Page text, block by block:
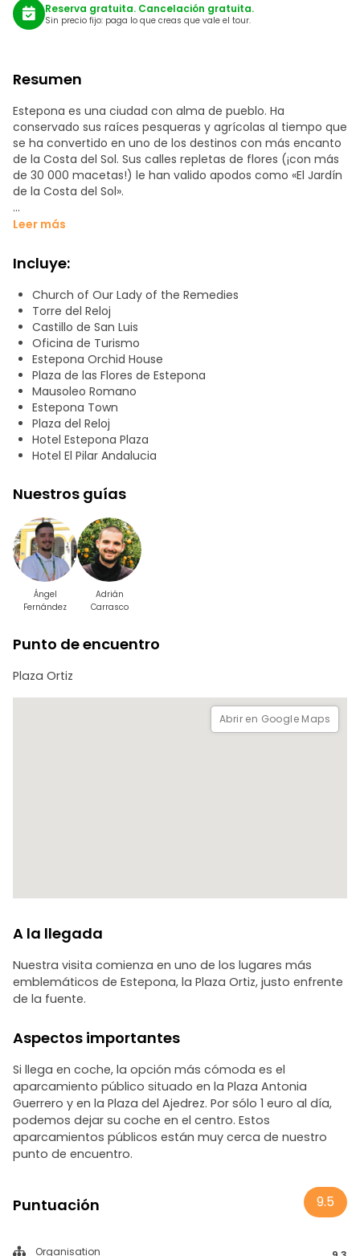
Reserva gratuita. Cancelación gratuita.
Sin precio fijo: paga lo que creas que vale el tour.
Resumen
Estepona es una ciudad con alma de pueblo. Ha
conservado sus raíces pesqueras y agrícolas al tiempo que
se ha convertido en uno de los destinos con más encanto
de la Costa del Sol. Sus calles repletas de flores (¡con más
de 30 000 macetas!) le han valido apodos como «El Jardín
de la Costa del Sol».
Pero Estepona es mucho más que belleza: es una ciudad
ser descubiertos.
Durante este recorrido gratuito, exploraremos lo mejor de
Estepona:
• La histórica Plaza de las Flores
más de 5000 años
• La enigmática Torre del Reloj y la Iglesia de Los Remedios
• El Castillo de San Luis y su museo (tarifa adicional de 1 €)
• Rincones con encanto perfectos para tus mejores fotos
alberga la colección de orquídeas más extensa de Europa
• Murales gigantes, esculturas y poesía al aire libre
Una experiencia llena de historia, arte, naturaleza, poesía y
Reserva con al menos un día de antelación.
¡Ponte en contacto conmigo y descubre Estepona como
nunca antes!
Leer más
Incluye:
Church of Our Lady of the Remedies
Torre del Reloj
Castillo de San Luis
Oficina de Turismo
Estepona Orchid House
Plaza de las Flores de Estepona
Mausoleo Romano
Estepona Town
Plaza del Reloj
Hotel Estepona Plaza
Hotel El Pilar Andalucia
Nuestros guías
Ángel
Fernández
Adrián
Carrasco
Punto de encuentro
Plaza Ortiz
Abrir en Google Maps
A la llegada
Nuestra visita comienza en uno de los lugares más
emblemáticos de Estepona, la Plaza Ortiz, justo enfrente
de la fuente.
Aspectos importantes
Si llega en coche, la opción más cómoda es el
aparcamiento público situado en la Plaza Antonia
Guerrero y en la Plaza del Ajedrez. Por sólo 1 euro al día,
podemos dejar su coche en el centro. Estos
aparcamientos públicos están muy cerca de nuestro
punto de encuentro.
Puntuación 9.5
Organisation